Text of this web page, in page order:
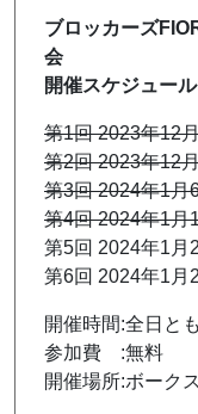
ブロッカーズ
会
開催スケジュール
第1回 2023年12
第2回 2023年12
第3回 2024年1月
第4回 2024年1月
第5回 2024年1月
第6回 2024年1月
開催時間:全日と
参加費 :無料
開催場所:ボーク